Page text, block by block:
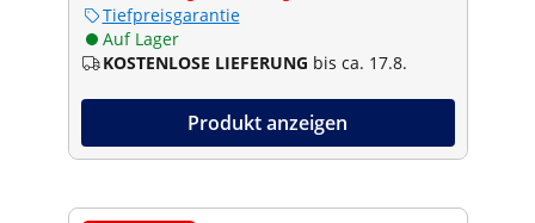
Tiefpreisgarantie
Auf Lager
KOSTENLOSE LIEFERUNG bis ca. 17.8.
Produkt anzeigen